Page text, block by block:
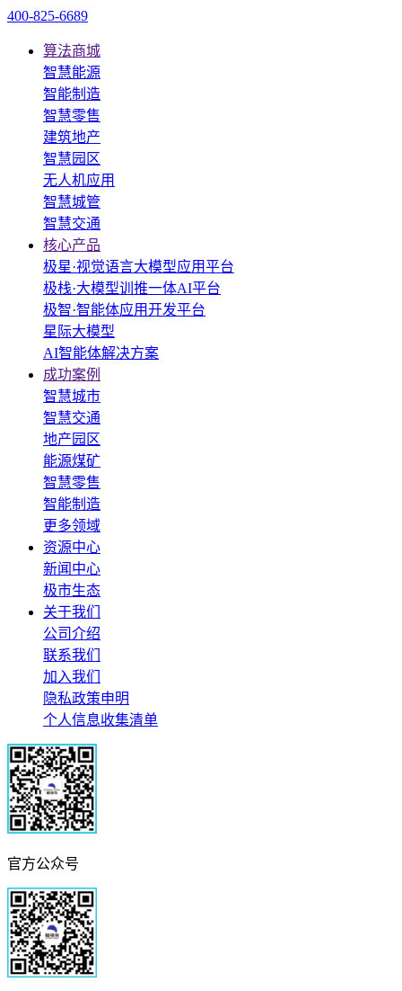
400-825-6689
算法商城
智慧能源
智能制造
智慧零售
建筑地产
智慧园区
无人机应用
智慧城管
智慧交通
核心产品
极星·视觉语言大模型应用平台
极栈·大模型训推一体AI平台
极智·智能体应用开发平台
星际大模型
AI智能体解决方案
成功案例
智慧城市
智慧交通
地产园区
能源煤矿
智慧零售
智能制造
更多领域
资源中心
新闻中心
极市生态
关于我们
公司介绍
联系我们
加入我们
隐私政策申明
个人信息收集清单
官方公众号